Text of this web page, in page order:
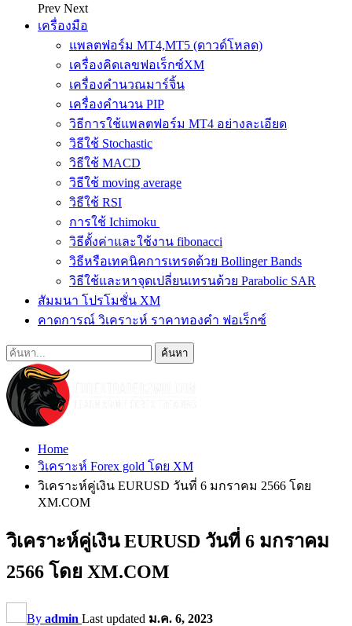
Prev Next
เครื่องมือ
แพลตฟอร์ม MT4,MT5 (ดาวด์โหลด)
เครื่องคิดเลขฟอเร็กซ์XM
เครื่องคำนวณมาร์จิ้น
เครื่องคำนวน PIP
วิธีการใช้แพลตฟอร์ม MT4 อย่างละเอียด
วิธีใช้ Stochastic
วิธีใช้ MACD
วิธีใช้ moving average
วิธีใช้ RSI
การใช้ Ichimoku
วิธีตั้งค่าและใช้งาน fibonacci
วิธีหรือเทคนิคการเทรดด้วย Bollinger Bands
วิธีใช้และหาจุดเปลี่ยนเทรนด้วย Parabolic SAR
สัมมนา โปรโมชั่น XM
คาดการณ์ วิเคราะห์ ราคาทองคำ ฟอเร็กซ์
Home
วิเคราะห์ Forex gold โดย XM
วิเคราะห์คู่เงิน EURUSD วันที่ 6 มกราคม 2566 โดย
XM.COM
วิเคราะห์คู่เงิน EURUSD วันที่ 6 มกราคม
2566 โดย XM.COM
By admin Last updated ม.ค. 6, 2023